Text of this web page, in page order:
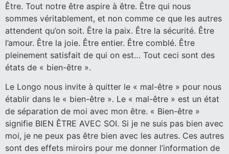
Être. Tout notre être aspire à être. Être qui nous
sommes véritablement, et non comme ce que les autres
attendent qu’on soit. Être la paix. Être la sécurité. Être
l’amour. Être la joie. Être entier. Être comblé. Être
pleinement satisfait de qui on est… Tout ceci sont des
états de « bien-être ».
Le Longo nous invite à quitter le « mal-être » pour nous
établir dans le « bien-être ». Le « mal-être » est un état
de séparation de moi avec mon être. « Bien-être »
signifie BIEN ÊTRE AVEC SOI. Si je ne suis pas bien avec
moi, je ne peux pas être bien avec les autres. Ces autres
sont des effets miroirs pour me donner l’information de